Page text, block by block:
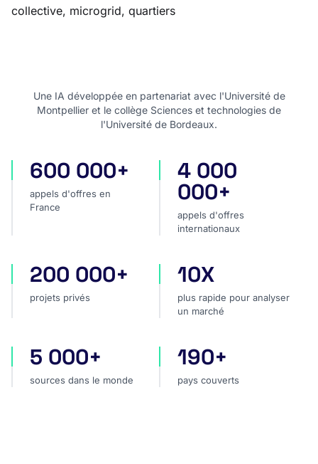
collective, microgrid, quartiers
Une IA développée en partenariat avec l'Université de
Montpellier et le collège Sciences et technologies de
l'Université de Bordeaux.
appels d'offres en France
600 000+
appels d'offres en
France
appels d'offres
4 000
000+
appels d'offres
internationaux
projets privés
200 000+
projets privés
plus rapide pour analyser
10X
plus rapide pour analyser
un marché
sources dans le monde
5 000+
sources dans le monde
pays couverts
190+
pays couverts